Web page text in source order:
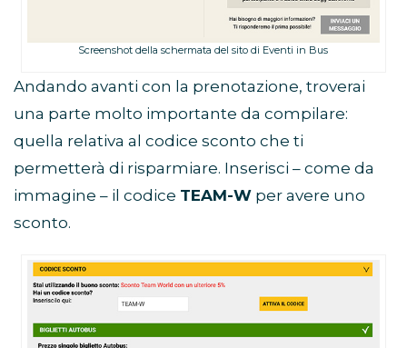
Screenshot della schermata del sito di Eventi in Bus
Andando avanti con la prenotazione, troverai
una parte molto importante da compilare:
quella relativa al codice sconto che ti
permetterà di risparmiare. Inserisci – come da
immagine – il codice TEAM-W per avere uno
sconto.